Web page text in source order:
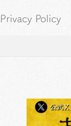
Privacy Policy